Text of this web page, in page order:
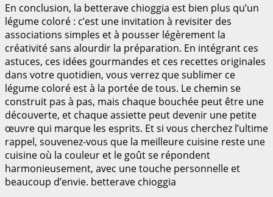
En conclusion, la betterave chioggia est bien plus qu’un
légume coloré : c’est une invitation à revisiter des
associations simples et à pousser légèrement la
créativité sans alourdir la préparation. En intégrant ces
astuces, ces idées gourmandes et ces recettes originales
dans votre quotidien, vous verrez que sublimer ce
légume coloré est à la portée de tous. Le chemin se
construit pas à pas, mais chaque bouchée peut être une
découverte, et chaque assiette peut devenir une petite
œuvre qui marque les esprits. Et si vous cherchez l’ultime
rappel, souvenez-vous que la meilleure cuisine reste une
cuisine où la couleur et le goût se répondent
harmonieusement, avec une touche personnelle et
beaucoup d’envie. betterave chioggia